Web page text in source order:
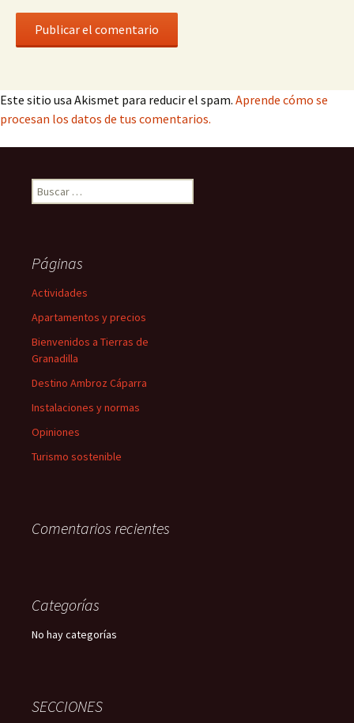
Este sitio usa Akismet para reducir el spam. Aprende cómo se
procesan los datos de tus comentarios.
Buscar:
Páginas
Actividades
Apartamentos y precios
Bienvenidos a Tierras de
Granadilla
Destino Ambroz Cáparra
Instalaciones y normas
Opiniones
Turismo sostenible
Comentarios recientes
Categorías
No hay categorías
SECCIONES